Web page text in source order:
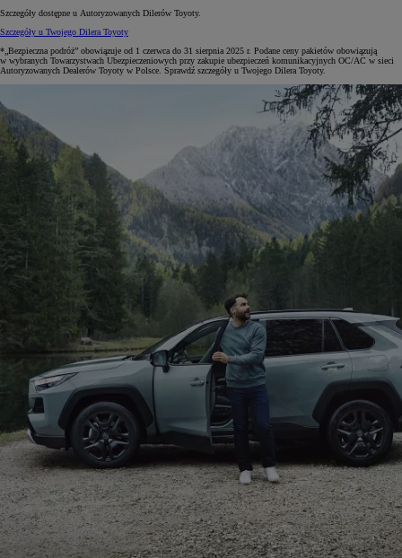
Szczegóły dostępne u Autoryzowanych Dilerów Toyoty.
Szczegóły u Twojego Dilera Toyoty
*„Bezpieczna podróż” obowiązuje od 1 czerwca do 31 sierpnia 2025 r. Podane ceny pakietów obowiązują
w wybranych Towarzystwach Ubezpieczeniowych przy zakupie ubezpieczeń komunikacyjnych OC/AC w sieci
Autoryzowanych Dealerów Toyoty w Polsce. Sprawdź szczegóły u Twojego Dilera Toyoty.